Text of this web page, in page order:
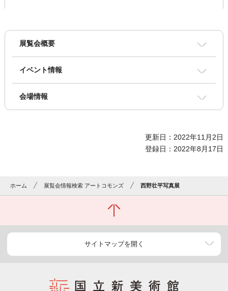
展覧会概要
イベント情報
会場情報
更新日：2022年11月2日
登録日：2022年8月17日
ホーム 展覧会情報検索 アートコモンズ 西野壮平写真展
サイトマップを開く